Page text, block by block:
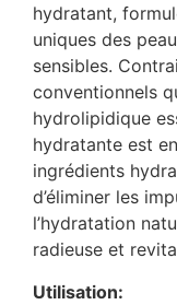
hydratant,
uniques des
sensibles.
conventionnels
hydrolipidique
hydratante est
ingrédients
d’éliminer les
l’hydratation
radieuse et
Utilisation: